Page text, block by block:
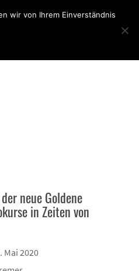
neue Goldene
in Zeiten von
Mai 2020
wir von Ihrem Einverständnis